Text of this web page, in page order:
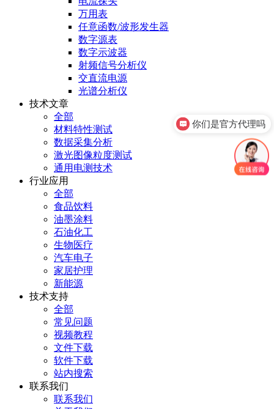
万用表
任意函数/波形发生器
数字源表
数字示波器
射频信号分析仪
交直流电源
光谱分析仪
技术文章
全部
材料特性测试
数据采集分析
激光图像粒度测试
通用电测技术
行业应用
全部
食品饮料
油墨涂料
石油化工
生物医疗
汽车电子
家居护理
新能源
技术支持
全部
常见问题
视频教程
文件下载
软件下载
站内搜索
联系我们
联系我们
你们是官方代理吗